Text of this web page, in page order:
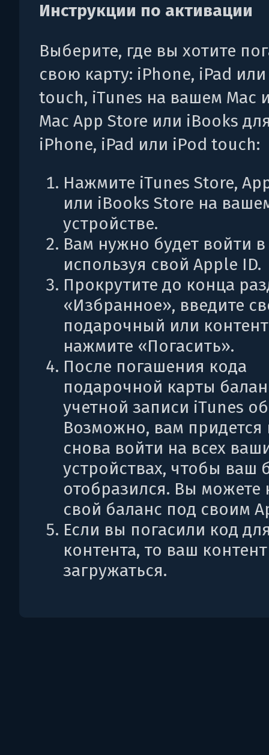
Инструкции по активации
Выберите, где вы хотите
свою карту: iPhone, iPad
touch, iTunes на вашем Mac
Mac App Store или iBooks
iPhone, iPad или iPod touch:
Нажмите iTunes Store,
или iBooks Store на
устройстве.
Вам нужно будет войти в
используя свой Apple ID.
Прокрутите до конца
«Избранное», введите
подарочный или
нажмите «Погасить».
После погашения кода
подарочной карты
учетной записи iTunes
Возможно, вам
снова войти на всех
устройствах, чтобы ваш
отобразился. Вы можете
свой баланс под своим
Если вы погасили код
контента, то ваш
загружаться.